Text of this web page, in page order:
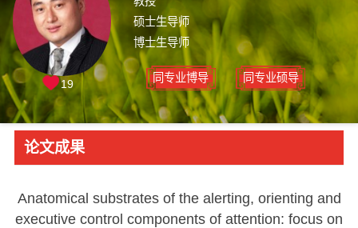
硕士生导师
博士生导师
同专业博导 同专业硕导
19
论文成果
Anatomical substrates of the alerting, orienting and
executive control components of attention: focus on